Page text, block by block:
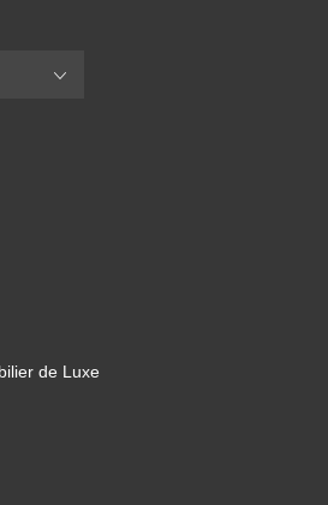
de Luxe